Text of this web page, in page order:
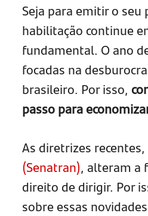
Seja para emitir o
habilitação continue
fundamental. O ano
focadas na
brasileiro. Por isso,
passo para
As diretrizes
(Senatran), alteram a
direito de dirigir. Por
sobre essas